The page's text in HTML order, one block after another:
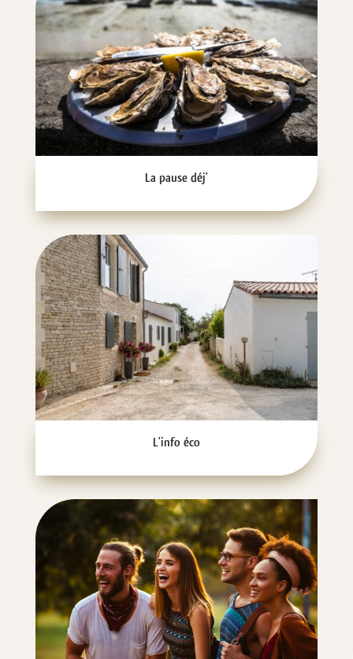
La pause déj'
L'info éco